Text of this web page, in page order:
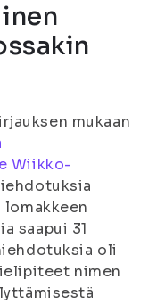
mukaan
Wiikko-
saapui 31
oli
nimen